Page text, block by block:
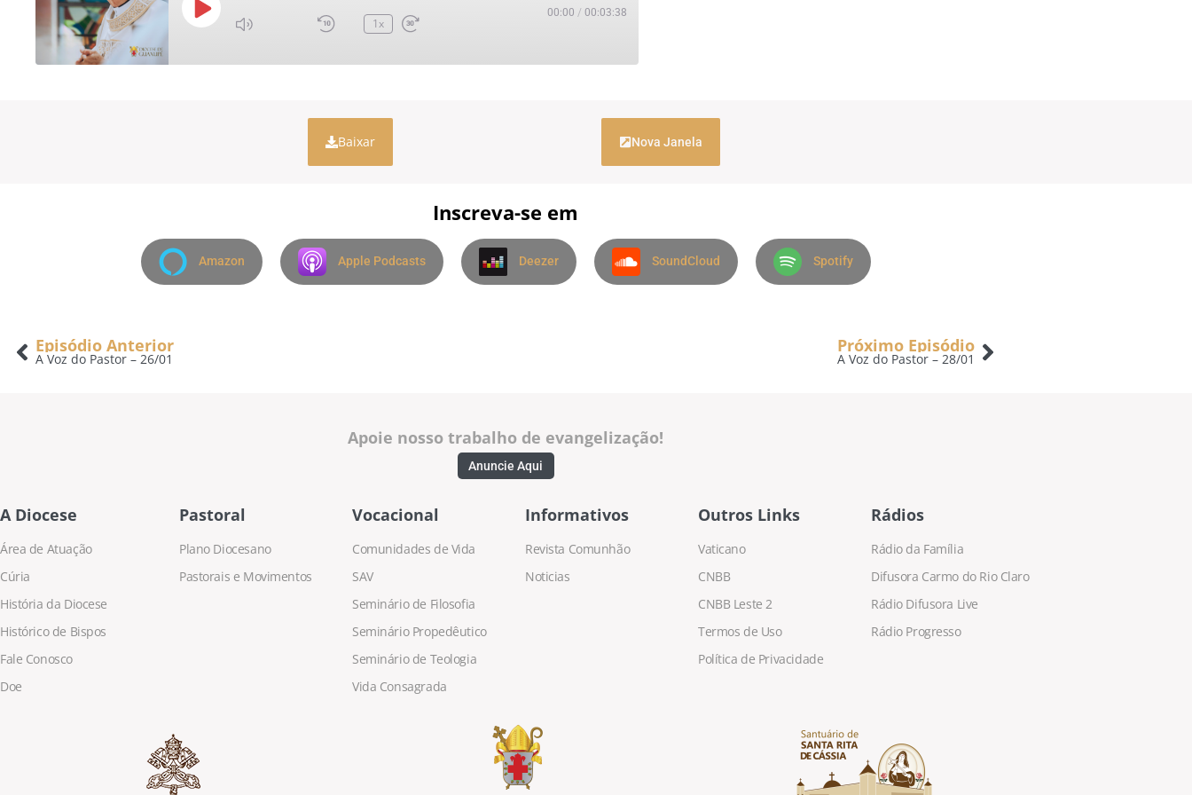
1x
00:00 / 00:03:38
Baixar Nova Janela
Inscreva-se em
Amazon Apple Podcasts Deezer SoundCloud Spotify
Episódio Anterior
A Voz do Pastor – 26/01
Próximo Episódio
A Voz do Pastor – 28/01
Apoie nosso trabalho de evangelização!
Anuncie Aqui
A Diocese
Área de Atuação
Cúria
História da Diocese
Histórico de Bispos
Fale Conosco
Doe
Pastoral
Plano Diocesano
Pastorais e Movimentos
Vocacional
Comunidades de Vida
SAV
Seminário de Filosofia
Seminário Propedêutico
Seminário de Teologia
Vida Consagrada
Informativos
Revista Comunhão
Noticias
Outros Links
Vaticano
CNBB
CNBB Leste 2
Termos de Uso
Política de Privacidade
Rádios
Rádio da Família
Difusora Carmo do Rio Claro
Rádio Difusora Live
Rádio Progresso